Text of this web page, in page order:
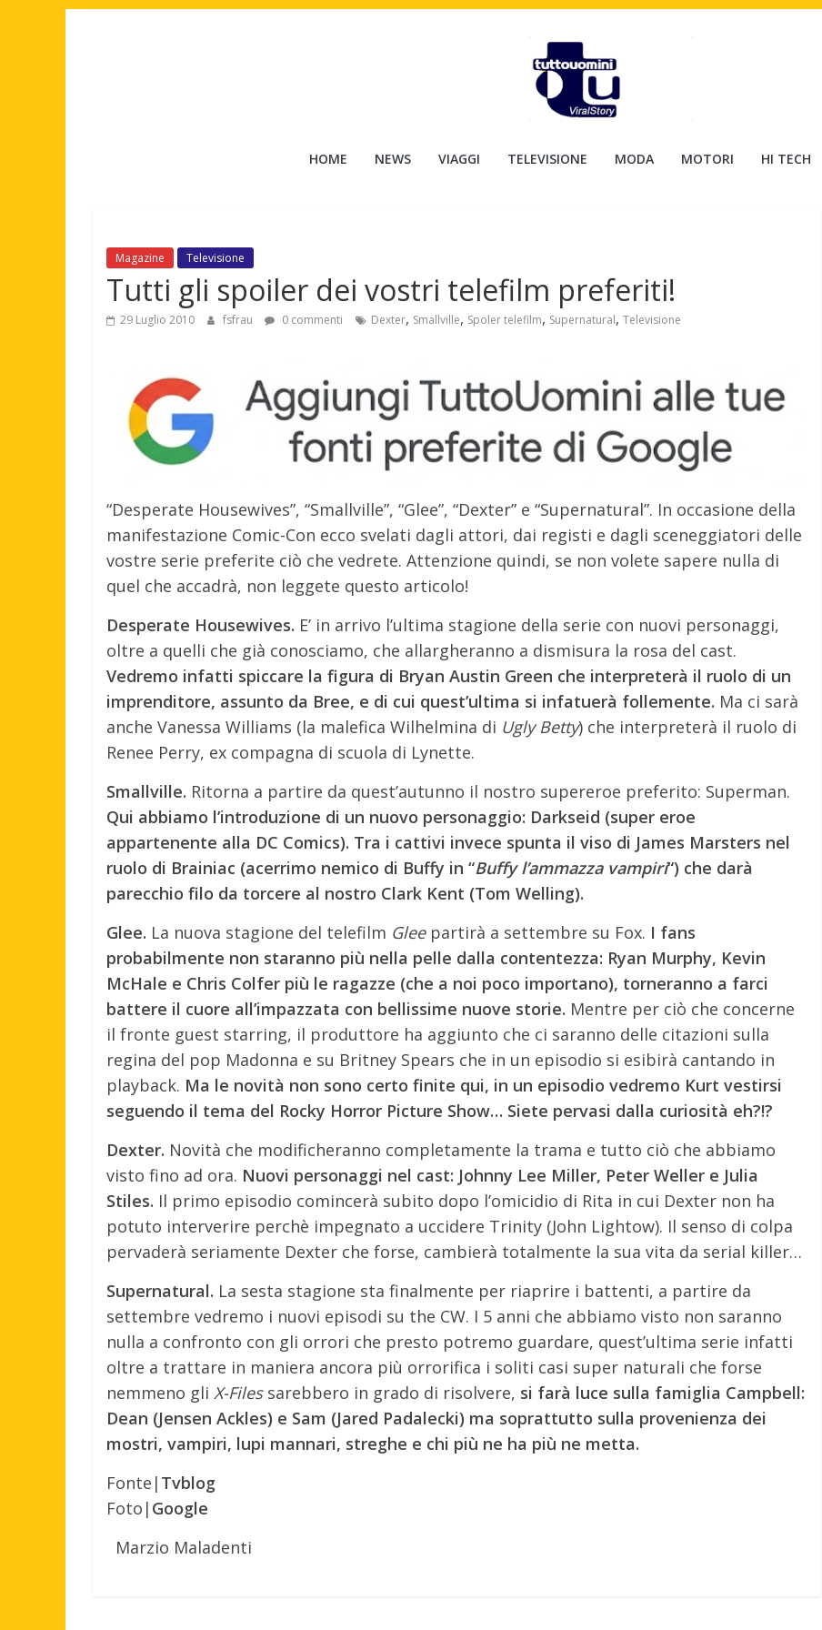
Tuttouomini
Motori,
gay
news
HOME NEWS VIAGGI TELEVISIONE MODA MOTORI HI TECH
Magazine Televisione
Tutti gli spoiler dei vostri telefilm preferiti!
29 Luglio 2010 fsfrau 0 commenti Dexter, Smallville, Spoler telefilm, Supernatural, Televisione
“Desperate Housewives”, “Smallville”, “Glee”, “Dexter” e “Supernatural”. In occasione della
manifestazione Comic-Con ecco svelati dagli attori, dai registi e dagli sceneggiatori delle
vostre serie preferite ciò che vedrete. Attenzione quindi, se non volete sapere nulla di
quel che accadrà, non leggete questo articolo!
Desperate Housewives. E’ in arrivo l’ultima stagione della serie con nuovi personaggi,
oltre a quelli che già conosciamo, che allargheranno a dismisura la rosa del cast.
Vedremo infatti spiccare la figura di Bryan Austin Green che interpreterà il ruolo di un
imprenditore, assunto da Bree, e di cui quest’ultima si infatuerà follemente. Ma ci sarà
anche Vanessa Williams (la malefica Wilhelmina di Ugly Betty) che interpreterà il ruolo di
Renee Perry, ex compagna di scuola di Lynette.
Smallville. Ritorna a partire da quest’autunno il nostro supereroe preferito: Superman.
Qui abbiamo l’introduzione di un nuovo personaggio: Darkseid (super eroe
appartenente alla DC Comics). Tra i cattivi invece spunta il viso di James Marsters nel
ruolo di Brainiac (acerrimo nemico di Buffy in “Buffy l’ammazza vampiri“) che darà
parecchio filo da torcere al nostro Clark Kent (Tom Welling).
Glee. La nuova stagione del telefilm Gleepartirà a settembre su Fox. I fans
probabilmente non staranno più nella pelle dalla contentezza: Ryan Murphy, Kevin
McHale e Chris Colfer più le ragazze (che a noi poco importano), torneranno a farci
battere il cuore all’impazzata con bellissime nuove storie. Mentre per ciò che concerne
il fronte guest starring, il produttore ha aggiunto che ci saranno delle citazioni sulla
regina del pop Madonna e su Britney Spears che in un episodio si esibirà cantando in
playback. Ma le novità non sono certo finite qui, in un episodio vedremo Kurt vestirsi
seguendo il tema del Rocky Horror Picture Show… Siete pervasi dalla curiosità eh?!?
Dexter. Novità che modificheranno completamente la trama e tutto ciò che abbiamo
visto fino ad ora. Nuovi personaggi nel cast: Johnny Lee Miller, Peter Weller e Julia
Stiles. Il primo episodio comincerà subito dopo l’omicidio di Rita in cui Dexter non ha
potuto interverire perchè impegnato a uccidere Trinity (John Lightow). Il senso di colpa
pervaderà seriamente Dexter che forse, cambierà totalmente la sua vita da serial killer…
Supernatural. La sesta stagione sta finalmente per riaprire i battenti, a partire da
settembre vedremo i nuovi episodi su the CW. I 5 anni che abbiamo visto non saranno
nulla a confronto con gli orrori che presto potremo guardare, quest’ultima serie infatti
oltre a trattare in maniera ancora più orrorifica i soliti casi super naturali che forse
nemmeno gli X-Filessarebbero in grado di risolvere, si farà luce sulla famiglia Campbell:
Dean (Jensen Ackles) e Sam (Jared Padalecki) ma soprattutto sulla provenienza dei
mostri, vampiri, lupi mannari, streghe e chi più ne ha più ne metta.
Fonte| Tvblog
Foto| Google
Marzio Maladenti